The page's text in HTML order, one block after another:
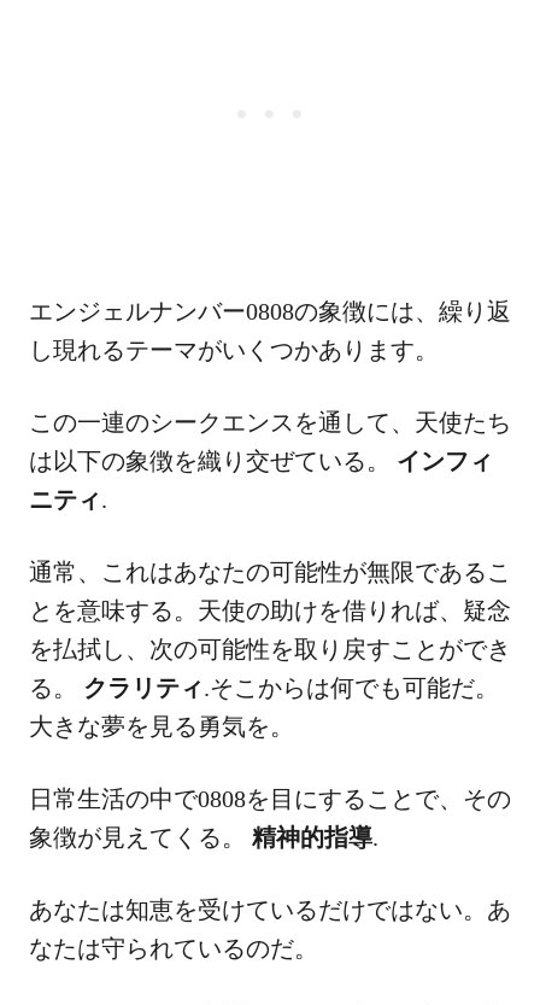
エンジェルナンバー0808の象徴には、繰り返
し現れるテーマがいくつかあります。
この一連のシークエンスを通して、天使たち
は以下の象徴を織り交ぜている。 インフィ
ニティ.
通常、これはあなたの可能性が無限であるこ
とを意味する。天使の助けを借りれば、疑念
を払拭し、次の可能性を取り戻すことができ
る。 クラリティ.そこからは何でも可能だ。
大きな夢を見る勇気を。
日常生活の中で0808を目にすることで、その
象徴が見えてくる。 精神的指導.
あなたは知恵を受けているだけではない。あ
なたは守られているのだ。